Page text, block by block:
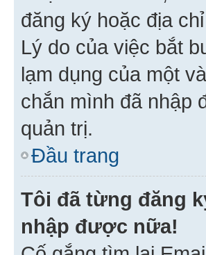
đăng ký hoặc địa
Lý do của việc bắt
lạm dụng của một
chắn mình đã nhập
quản trị.
Đầu trang
Tôi đã từng đăng
nhập được nữa!